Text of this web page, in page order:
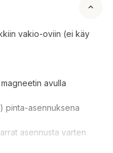
vakio-oviin (ei käy
avulla
pinta-asennuksena
asennusta varten